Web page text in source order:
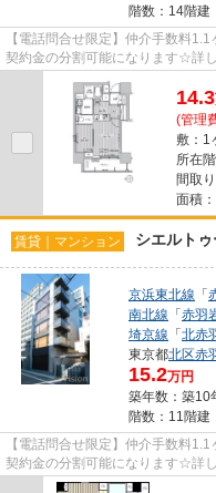
階数：14階建
【電話問合せ限定】仲介手数料
契約金の分割可能になります☆詳
4177】VISION赤羽店までご連絡
14.3
(管理
敷：1
所在
間取
面積
賃貸｜マンション シエルト
京浜東北線 「
南北線 「赤羽
埼京線 「北赤
東京都北区赤
15.2万円
築年数：築10
階数：11階建
【電話問合せ限定】仲介手数料
契約金の分割可能になります☆詳
4177】VISION赤羽店までご連絡